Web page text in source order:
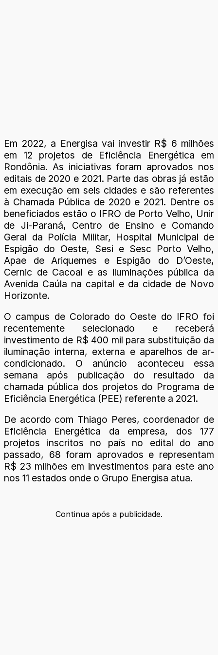
Em 2022, a Energisa vai investir R$ 6 milhões
em 12 projetos de Eficiência Energética em
Rondônia. As iniciativas foram aprovados nos
editais de 2020 e 2021. Parte das obras já estão
em execução em seis cidades e são referentes
à Chamada Pública de 2020 e 2021. Dentre os
beneficiados estão o IFRO de Porto Velho, Unir
de Ji-Paraná, Centro de Ensino e Comando
Geral da Polícia Militar, Hospital Municipal de
Espigão do Oeste, Sesi e Sesc Porto Velho,
Apae de Ariquemes e Espigão do D’Oeste,
Cernic de Cacoal e as iluminações pública da
Avenida Caúla na capital e da cidade de Novo
Horizonte.
O campus de Colorado do Oeste do IFRO foi
recentemente selecionado e receberá
investimento de R$ 400 mil para substituição da
iluminação interna, externa e aparelhos de ar-
condicionado. O anúncio aconteceu essa
semana após publicação do resultado da
chamada pública dos projetos do Programa de
Eficiência Energética (PEE) referente a 2021.
De acordo com Thiago Peres, coordenador de
Eficiência Energética da empresa, dos 177
projetos inscritos no país no edital do ano
passado, 68 foram aprovados e representam
R$ 23 milhões em investimentos para este ano
nos 11 estados onde o Grupo Energisa atua.
Continua após a publicidade.